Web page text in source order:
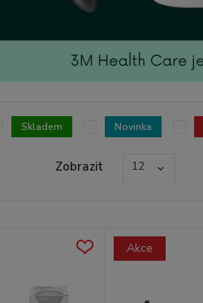
Skladem Novinka
Zobrazit 12
Akce